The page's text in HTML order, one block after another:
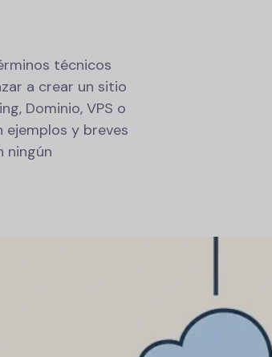
técnicos
a crear un sitio
Dominio, VPS o
ejemplos y breves
ningún